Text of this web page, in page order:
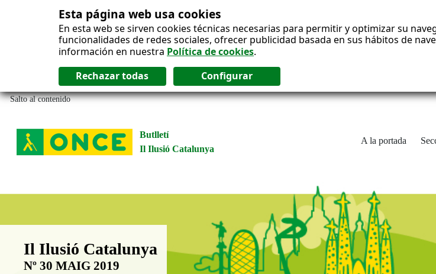
Esta página web usa cookies
En esta web se sirven cookies técnicas necesarias para permitir y optimizar su
funcionalidades de redes sociales, ofrecer publicidad basada en sus hábitos de
información en nuestra Política de cookies.
Salto al contenido
Butlletí
Il Ilusió Catalunya
A la portada
Boletín Il·lusió Catalunya
Il Ilusió Catalunya
Nº 30 MAIG 2019